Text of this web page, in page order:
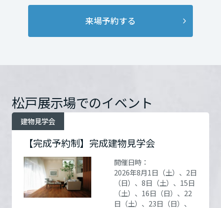
これから住まいをご検討の方
多彩な動画やこだわりが詰まった建築実例、注目の最新情報など、住
ホームラウンジ 新築・戸建て
リフォーム営業所
ホームラウンジ リフォーム
分譲用地
のまちづくりを実現していきます。
ミサワゼネラルソリューション
ームを結ぶコミュニケーションサイト。お得・便利・安心なコンテン
ツや、ミサワホームからの大切なお知らせなど配信しています。
ミサワオーナーズクラブ
環境活動
採用情報
新卒者採用
中途採用
障がい者採用
ウエルネス事業
来場予約する
松戸展示場でのイベント
【完成予約制】完成建物見学会
建物見学会
開催日時：
2026年8月1日（土）、2日
（日）、8日（土）、15日
（土）、16日（日）、22
日（土）、23日（日）、
栃木県
群馬県
埼玉県
これからご計画を進める方も、ぜひこの機会
開催日時
2026年8月1日（土）、2日
開催場所
お問い合
わせ
047-342-2288
営業時間：10:00～17:00
担当者：ミサワホーム松戸
展示場